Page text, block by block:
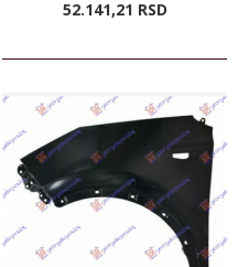
52.141,21 RSD